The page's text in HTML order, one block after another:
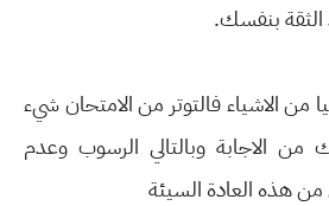
ﺍﻟﺜﻘﺔ بنفسك.
من الاشياء فالتوتر من الامتحان شيء
الاجابة وبالتالي الرسوب وعدم
هذه العادة السيئة